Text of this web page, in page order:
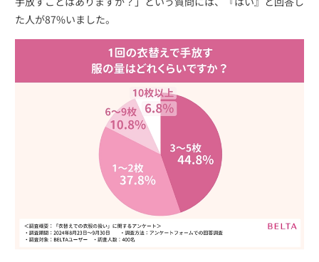
た人が87%いました。